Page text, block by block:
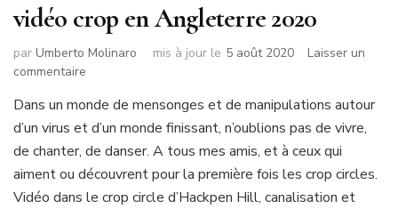
vidéo crop en Angleterre 2020
par Umberto Molinaro mis à jour le 5 août 2020
Laisser un
commentaire
crop
en
Angleterre
2020
Dans un monde de mensonges et de manipulations autour
d’un virus et d’un monde finissant, n’oublions pas de vivre,
de chanter, de danser. A tous mes amis, et à ceux qui
aiment ou découvrent pour la première fois les crop circles.
Vidéo dans le crop circle d’Hackpen Hill, canalisation et